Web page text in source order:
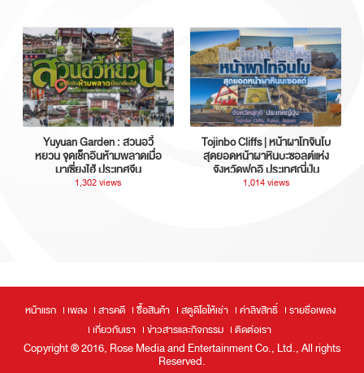
Yuyuan Garden : สวนอวี้
หยวน จุดเช็กอินห้ามพลาดเมื่อ
มาเซี่ยงไฮ้ ประเทศจีน
1,302 views
Tojinbo Cliffs | หน้าผาโทจินโบ
สุดยอดหน้าผาหินบะซอลต์แห่ง
จังหวัดฟุกุอิ ประเทศญี่ปุ่น
1,014 views
หน้าแรก เพลง สารคดี ซื้อสินค้า สตูดิโอให้เช่า ค่าลิขสิทธิ์
รายชื่อเพลง
เกี่ยวกับเรา
ข่าวสารและกิจกรรม ติดต่อเรา
Copyright ® 2016, Rose Media and Entertainment Co., Ltd., All rights
Reserved.